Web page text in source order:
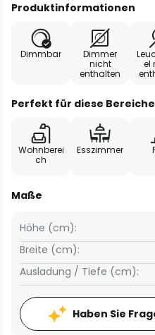
Produktinformationen
Dimmbar
Dimmer
nicht
enthalten
el
Perfekt für diese Bereiche
Wohnberei
ch
Esszimmer
Maße
Breite (cm):
Höhe (cm):
Ausladung / Tiefe (cm):
Haben Sie